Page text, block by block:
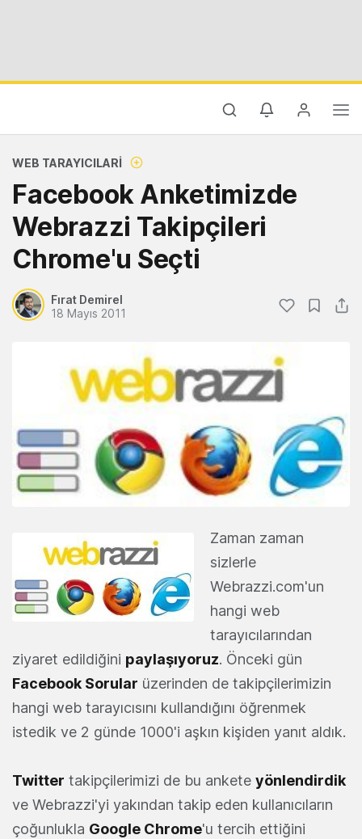
WEB TARAYICILARI
Facebook Anketimizde
Webrazzi Takipçileri
Chrome'u Seçti
Fırat Demirel
18 Mayıs 2011
Zaman zaman
sizlerle
Webrazzi.com'un
hangi web
tarayıcılarından
ziyaret edildiğini paylaşıyoruz. Önceki gün
Facebook Sorular üzerinden de takipçilerimizin
hangi web tarayıcısını kullandığını öğrenmek
istedik ve 2 günde 1000'i aşkın kişiden yanıt aldık.
Twitter takipçilerimizi de bu ankete yönlendirdik
ve Webrazzi'yi yakından takip eden kullanıcıların
çoğunlukla Google Chrome'u tercih ettiğini